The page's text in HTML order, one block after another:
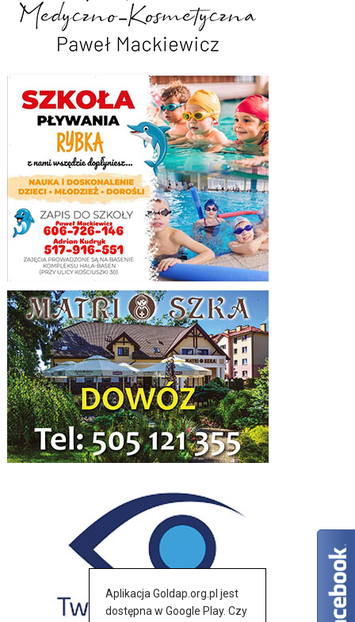
Aplikacja Goldap.org.pl jest
dostępna w Google Play. Czy